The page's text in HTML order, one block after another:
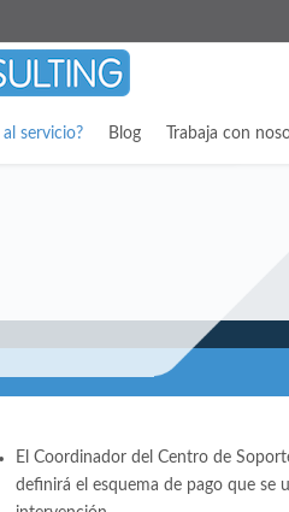
servicio? Blog Trabaja con
El Coordinador del Centro de
definirá el esquema de pago que se